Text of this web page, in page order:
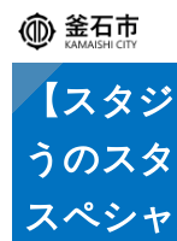
【スタ
うのス
スペシ